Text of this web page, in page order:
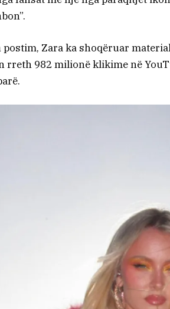
Zara ka shoqëruar
rreth 982 milionë klikime në